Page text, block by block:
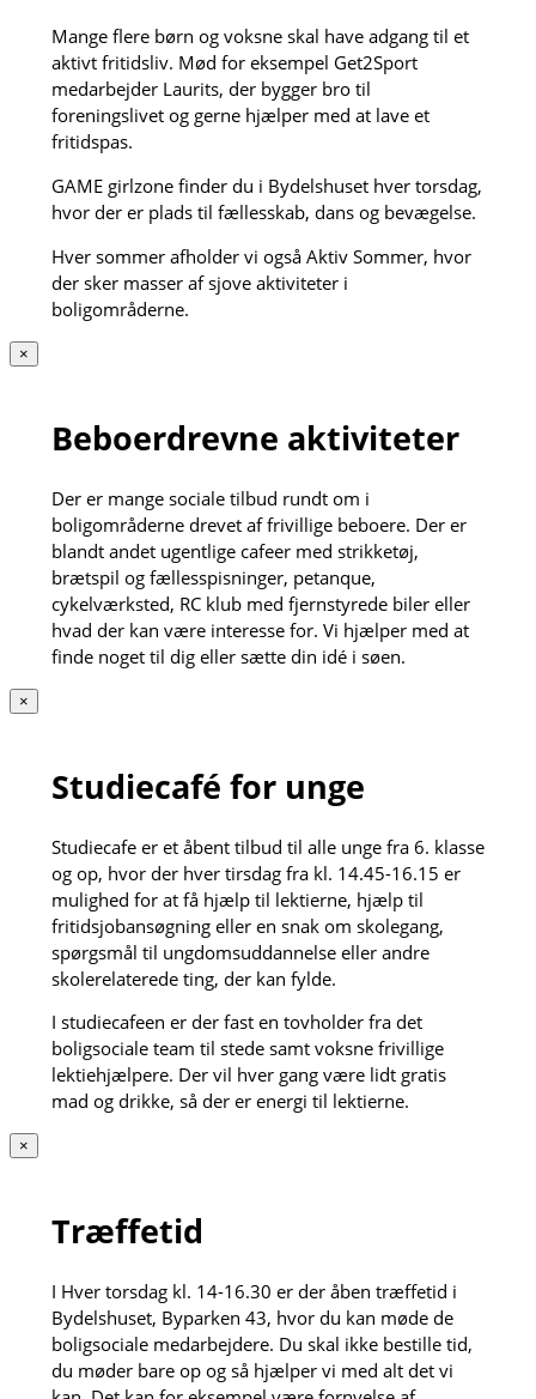
Mange flere børn og voksne skal have adgang til et
aktivt fritidsliv. Mød for eksempel Get2Sport
medarbejder Laurits, der bygger bro til
foreningslivet og gerne hjælper med at lave et
fritidspas.
GAME girlzone finder du i Bydelshuset hver torsdag,
hvor der er plads til fællesskab, dans og bevægelse.
Hver sommer afholder vi også Aktiv Sommer, hvor
der sker masser af sjove aktiviteter i
boligområderne.
×
Beboerdrevne aktiviteter
Der er mange sociale tilbud rundt om i
boligområderne drevet af frivillige beboere. Der er
blandt andet ugentlige cafeer med strikketøj,
brætspil og fællesspisninger, petanque,
cykelværksted, RC klub med fjernstyrede biler eller
hvad der kan være interesse for. Vi hjælper med at
finde noget til dig eller sætte din idé i søen.
×
Studiecafé for unge
Studiecafe er et åbent tilbud til alle unge fra 6. klasse
og op, hvor der hver tirsdag fra kl. 14.45-16.15 er
mulighed for at få hjælp til lektierne, hjælp til
fritidsjobansøgning eller en snak om skolegang,
spørgsmål til ungdomsuddannelse eller andre
skolerelaterede ting, der kan fylde.
I studiecafeen er der fast en tovholder fra det
boligsociale team til stede samt voksne frivillige
lektiehjælpere. Der vil hver gang være lidt gratis
mad og drikke, så der er energi til lektierne.
×
Træffetid
I Hver torsdag kl. 14-16.30 er der åben træffetid i
Bydelshuset, Byparken 43, hvor du kan møde de
boligsociale medarbejdere. Du skal ikke bestille tid,
du møder bare op og så hjælper vi med alt det vi